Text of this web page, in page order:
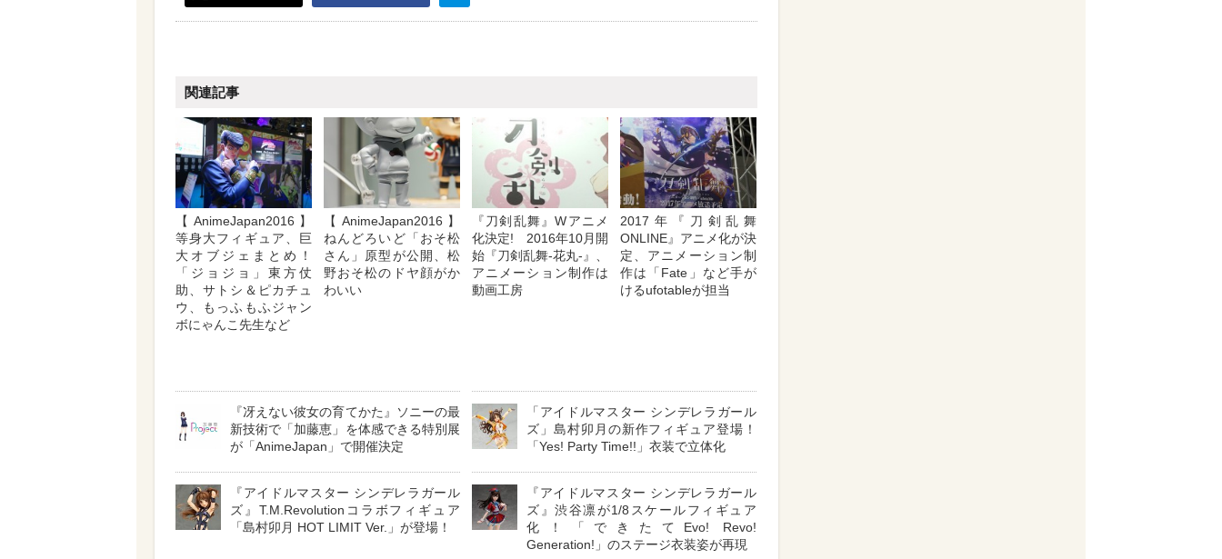
関連記事
【AnimeJapan2016】
等身大フィギュア、巨
大オブジェまとめ！
「ジョジョ」東方仗
助、サトシ＆ピカチュ
ウ、もっふもふジャン
ボにゃんこ先生など
【AnimeJapan2016】
ねんどろいど「おそ松
さん」原型が公開、松
野おそ松のドヤ顔がか
わいい
『刀剣乱舞』Wアニメ
化決定! 2016年10月開
始『刀剣乱舞-花丸-』、
アニメーション制作は
動画工房
2017年『刀剣乱舞
ONLINE』アニメ化が決
定、アニメーション制
作は「Fate」など手が
けるufotableが担当
『冴えない彼女の育てかた』ソニーの最
新技術で「加藤恵」を体感できる特別展
が「AnimeJapan」で開催決定
「アイドルマスター シンデレラガール
ズ」島村卯月の新作フィギュア登場！
「Yes! Party Time!!」衣装で立体化
『アイドルマスター シンデレラガール
ズ』T.M.Revolutionコラボフィギュア
「島村卯月 HOT LIMIT Ver.」が登場！
『アイドルマスター シンデレラガール
ズ』渋谷凛が1/8スケールフィギュア
化！「できたてEvo! Revo!
Generation!」のステージ衣装姿が再現